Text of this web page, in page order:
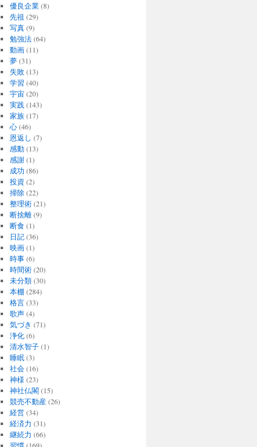
優良企業(8)
先祖 (29)
写真(9)
勉強法(64)
動画(11)
夢(31)
失敗(13)
学習 (40)
宇宙(20)
実践 (143)
家族(17)
心(46)
恩返し (7)
感動(13)
感謝(1)
成功 (86)
投資(2)
掃除(22)
整理術(21)
断捨離(9)
断食(1)
日記(36)
映画(1)
時事(6)
時間術(20)
未分類(30)
本棚(284)
格言(33)
歌声(4)
気づき (71)
浄化(6)
清水智子(1)
睡眠(3)
社会(16)
神様(23)
神社仏閣(15)
競売不動産(26)
経営(34)
経済力 (31)
継続力 (66)